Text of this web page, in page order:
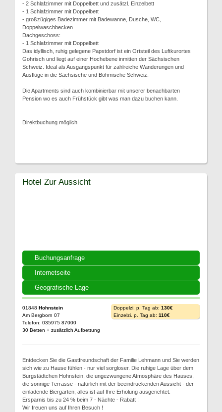
- 2 Schlafzimmer mit Doppelbett und zusätzl. Einzelbett
- 1 Schlafzimmer mit Doppelbett
- großzügiges Badezimmer mit Badewanne, Dusche, WC,
Doppelwaschbecken
Dachgeschoss:
- 1 Schlafzimmer mit Doppelbett
Das idyllisch, ruhig gelegene Papstdorf ist ein Ortsteil des Luftkurortes
Gohrisch und liegt auf einer Hochebene inmitten der Sächsischen
Schweiz. Ideal als Ausgangspunkt für zahlreiche Wanderungen und
Ausflüge in die Sächsische und Böhmische Schweiz.
Die Apartments sind auch kombinierbar mit unserer benachbarten
Pension wo es auch Frühstück gibt was man dazu buchen kann.
Direktbuchung möglich
Buchungsanfrage
Internetseite
Geografische Lage
Hotel Zur Aussicht
01848 Hohnstein
Am Bergborn 07
Telefon: 035975 87000
30 Betten + zusätzlich Aufbettung
Doppelzi. p. Tag ab: 130€
Einzelzi. p. Tag ab: 110€
Entdecken Sie die Gastfreundschaft der Familie Lehmann und Sie werden
sich wie zu Hause fühlen - nur viel sorgloser. Die ruhige Lage über dem
Burgstädtchen Hohnstein, die ungezwungene Atmosphäre des Hauses,
die sonnige Terrasse - natürlich mit der beeindruckenden Aussicht - der
einladende Biergarten, alles ist auf Ihre Erholung ausgerichtet.
Ersparnis bis zu 24 % beim 7 - Nächte - Rabatt !
Wir freuen uns auf Ihren Besuch !